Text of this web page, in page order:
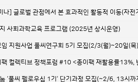
나] 글로벌 관점에서 본 효과적인 활동적 이동(자
사회과학교육 프로그램 (2025년 상시운영)
임 지원사업 풀씨연구회 5기 모집(2/3(월)~20일(
팩 컬렉티브 정책포럼 #10 <종이팩 재활용률
‘풀씨 펠로우십 1기’ 단기과정 모집(~2/6, 13시까